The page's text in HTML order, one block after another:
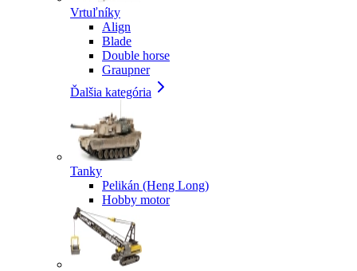
Vrtuľníky
Align
Blade
Double horse
Graupner
Ďalšia kategória
Tanky
Pelikán (Heng Long)
Hobby motor